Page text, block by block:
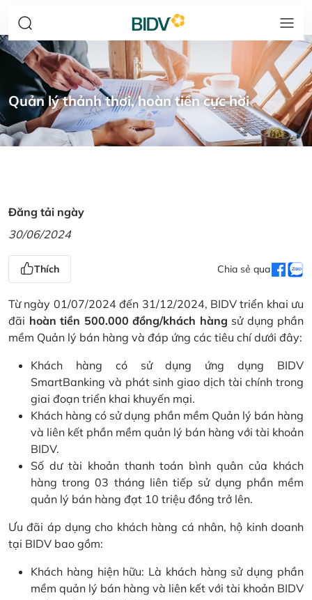
Quản lý thảnh thơi, hoàn tiền cực hời
Đăng tải ngày
30/06/2024
Thích Chia sẻ qua
Từ ngày 01/07/2024 đến 31/12/2024, BIDV triển khai ưu
đãi hoàn tiền 500.000 đồng/khách hàng sử dụng phần
mềm Quản lý bán hàng và đáp ứng các tiêu chí dưới đây:
Khách hàng có sử dụng ứng dụng BIDV
SmartBanking và phát sinh giao dịch tài chính trong
giai đoạn triển khai khuyến mại.
Khách hàng có sử dụng phần mềm Quản lý bán hàng
và liên kết phần mềm quản lý bán hàng với tài khoản
BIDV.
Số dư tài khoản thanh toán bình quân của khách
hàng trong 03 tháng liên tiếp sử dụng phần mềm
quản lý bán hàng đạt 10 triệu đồng trở lên.
Ưu đãi áp dụng cho khách hàng cá nhân, hộ kinh doanh
tại BIDV bao gồm:
Khách hàng hiện hữu: Là khách hàng sử dụng phần
mềm quản lý bán hàng và liên kết với tài khoản BIDV